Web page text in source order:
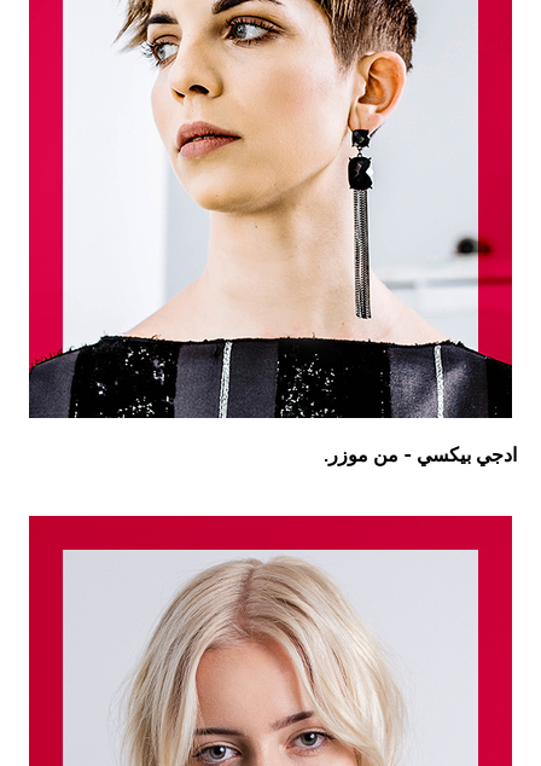
ادجي بيكسي - من موزر.